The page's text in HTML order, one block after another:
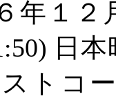
年１
日
トコ